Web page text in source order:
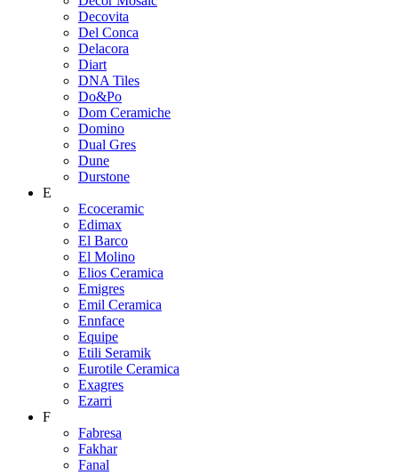
Decovita
Del Conca
Delacora
Diart
DNA Tiles
Do&Po
Dom Ceramiche
Domino
Dual Gres
Dune
Durstone
E
Ecoceramic
Edimax
El Barco
El Molino
Elios Ceramica
Emigres
Emil Ceramica
Ennface
Equipe
Etili Seramik
Eurotile Ceramica
Exagres
Ezarri
F
Fabresa
Fakhar
Fanal